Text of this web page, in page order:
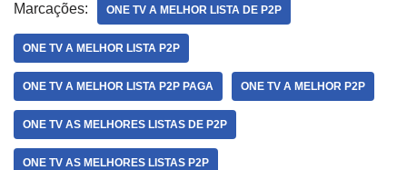
Marcações: ONE TV A MELHOR LISTA DE P2P
ONE TV A MELHOR LISTA P2P
ONE TV A MELHOR LISTA P2P PAGA ONE TV A MELHOR P2P
ONE TV AS MELHORES LISTAS DE P2P
ONE TV AS MELHORES LISTAS P2P